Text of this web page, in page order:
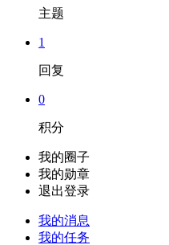
主题
1
回复
0
积分
我的圈子
我的勋章
退出登录
我的消息
我的任务